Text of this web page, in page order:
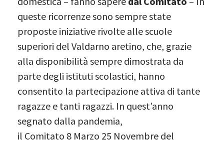
queste ricorrenze sono sempre state
proposte iniziative rivolte alle scuole
superiori del Valdarno aretino, che, grazie
alla disponibilità sempre dimostrata da
parte degli istituti scolastici, hanno
consentito la partecipazione attiva di tante
ragazze e tanti ragazzi. In quest’anno
segnato dalla pandemia,
il Comitato 8 Marzo 25 Novembre del